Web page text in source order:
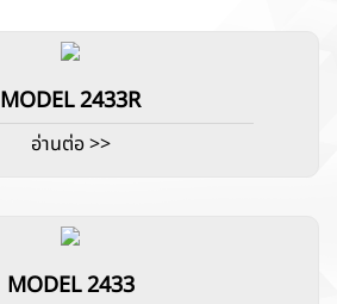
MODEL 2433R
อ่านต่อ >>
MODEL 2433